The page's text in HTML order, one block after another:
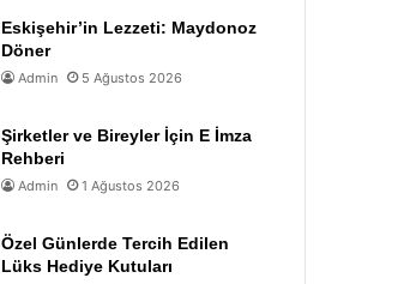
Eskişehir’in Lezzeti: Maydonoz
Döner
Admin 5 Ağustos 2026
Şirketler ve Bireyler İçin E İmza
Rehberi
Admin 1 Ağustos 2026
Özel Günlerde Tercih Edilen
Lüks Hediye Kutuları